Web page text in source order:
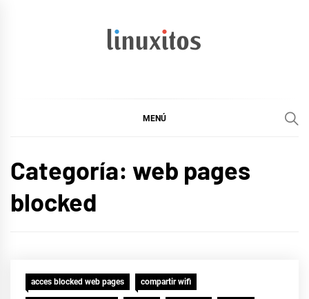
MENÚ
Categoría: web pages
blocked
acces blocked web pages compartir wifi